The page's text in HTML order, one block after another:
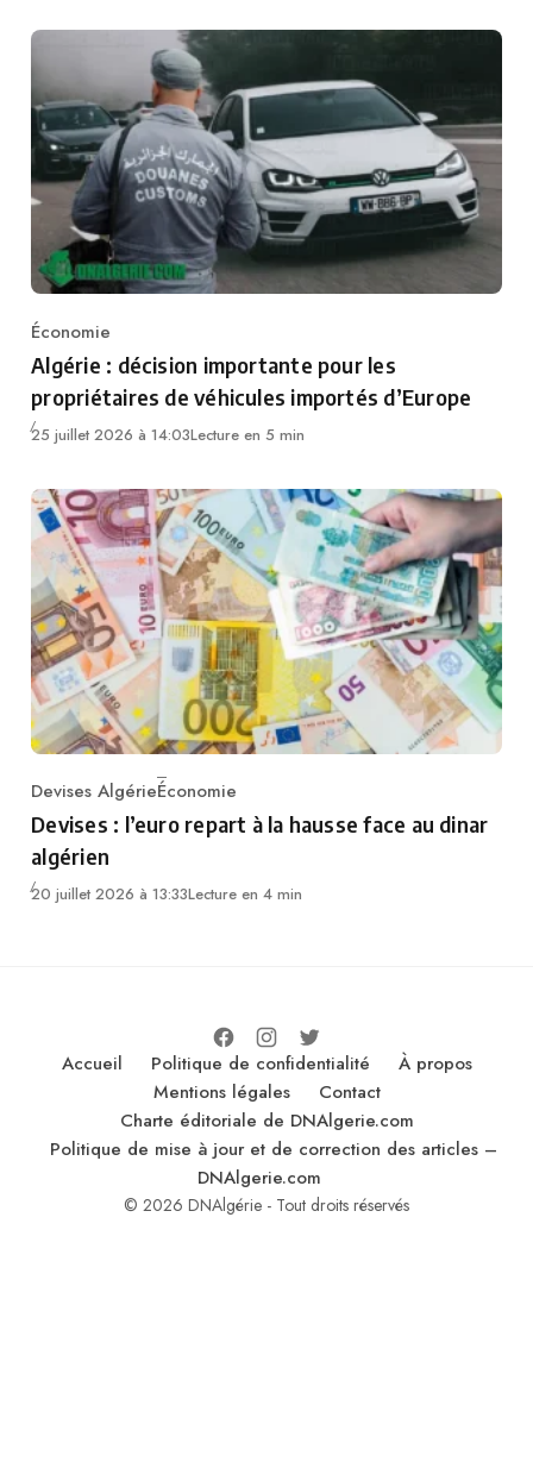
Category
Économie
Algérie : décision importante pour les
propriétaires de véhicules importés d’Europe
25 juillet 2026 à 14:03Lecture en 5 min
Category
Devises AlgérieÉconomie
Devises : l’euro repart à la hausse face au dinar
algérien
20 juillet 2026 à 13:33Lecture en 4 min
Accueil Politique de confidentialité
À propos
Mentions légales
Contact
Charte éditoriale de DNAlgerie.com
Politique de mise à jour et de correction des articles –
DNAlgerie.com
© 2026 DNAlgérie - Tout droits réservés